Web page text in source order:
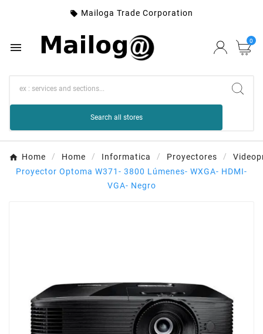
 Mailoga Trade Corporation
 0
Search all stores
Home Home Informatica Proyectores
Proyector Optoma W371- 3800 Lúmenes- WXGA- HDMI-
VGA- Negro